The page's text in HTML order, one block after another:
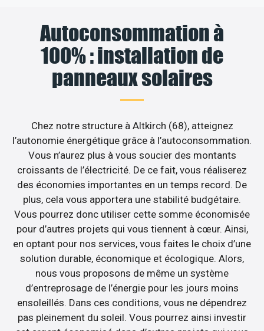
Autoconsommation à
100% : installation de
panneaux solaires
Chez notre structure à Altkirch (68), atteignez
l’autonomie énergétique grâce à l’autoconsommation.
Vous n’aurez plus à vous soucier des montants
croissants de l’électricité. De ce fait, vous réaliserez
des économies importantes en un temps record. De
plus, cela vous apportera une stabilité budgétaire.
Vous pourrez donc utiliser cette somme économisée
pour d’autres projets qui vous tiennent à cœur. Ainsi,
en optant pour nos services, vous faites le choix d’une
solution durable, économique et écologique. Alors,
nous vous proposons de même un système
d’entreprosage de l’énergie pour les jours moins
ensoleillés. Dans ces conditions, vous ne dépendrez
pas pleinement du soleil. Vous pourrez ainsi investir